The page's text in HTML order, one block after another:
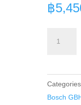
฿
รุ่น
GBH
2-
Bosch